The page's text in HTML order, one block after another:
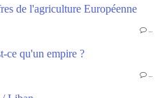
de l'agriculture Européenne
…
qu'un empire ?
…